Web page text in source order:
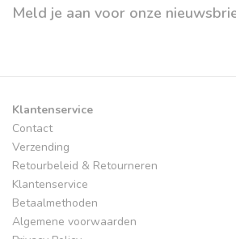
Meld je aan voor onze
Klantenservice
Contact
Verzending
Retourbeleid & Retourneren
Klantenservice
Betaalmethoden
Algemene voorwaarden